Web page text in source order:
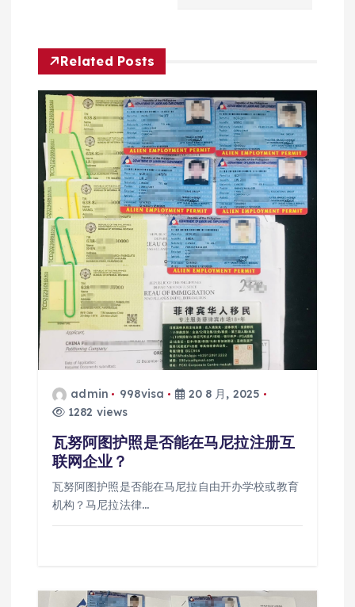
Related Posts
admin 998visa
20 8 月, 2025
1282 views
瓦努阿图护照是否能在马尼拉注册互
联网企业？
瓦努阿图护照是否能在马尼拉自由开办学校或教育
机构？马尼拉法律…